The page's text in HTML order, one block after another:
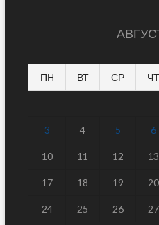
ПН ВТ СР ЧТ
3 4 5 6
10 11 12 13
17 18 19 20
24 25 26 27